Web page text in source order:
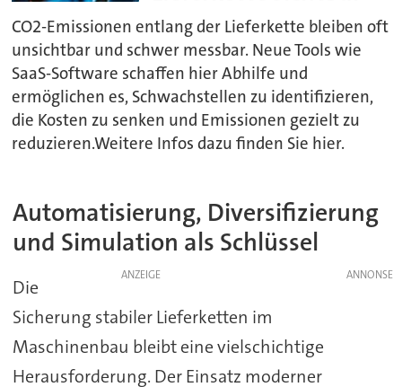
CO2-Emissionen entlang der Lieferkette bleiben oft
unsichtbar und schwer messbar. Neue Tools wie
SaaS-Software schaffen hier Abhilfe und
ermöglichen es, Schwachstellen zu identifizieren,
die Kosten zu senken und Emissionen gezielt zu
reduzieren.Weitere Infos dazu finden Sie hier.
Automatisierung, Diversifizierung
und Simulation als Schlüssel
ANZEIGE
Die
Sicherung stabiler Lieferketten im
Maschinenbau bleibt eine vielschichtige
Herausforderung. Der Einsatz moderner